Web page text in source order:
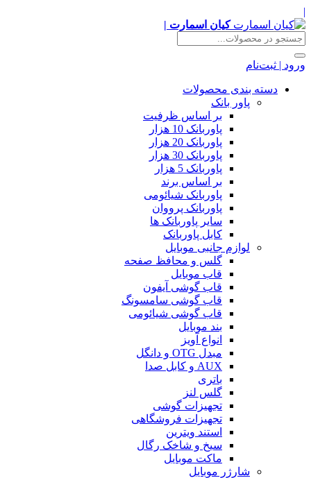
|
کیان اسمارت |
ورود | ثبت‌نام
دسته بندی محصولات
پاور بانک
بر اساس ظرفیت
پاوربانک 10 هزار
پاوربانک 20 هزار
پاوربانک 30 هزار
پاوربانک 5 هزار
بر اساس برند
پاوربانک شیائومی
پاوربانک پرووان
سایر پاوربانک ها
کابل پاوربانک
لوازم جانبی موبایل
گلس و محافظ صفحه
قاب موبایل
قاب گوشی آیفون
قاب گوشی سامسونگ
قاب گوشی شیائومی
بند موبایل
انواع آویز
مبدل OTG و دانگل
AUX و کابل صدا
باتری
گلس لنز
تجهیزات گوشی
تجهیزات فروشگاهی
استند ویترین
سیخ و شاخک رگال
ماکت موبایل
شارژر موبایل